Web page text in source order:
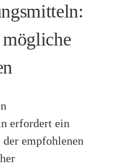
erfordert ein
der empfohlenen